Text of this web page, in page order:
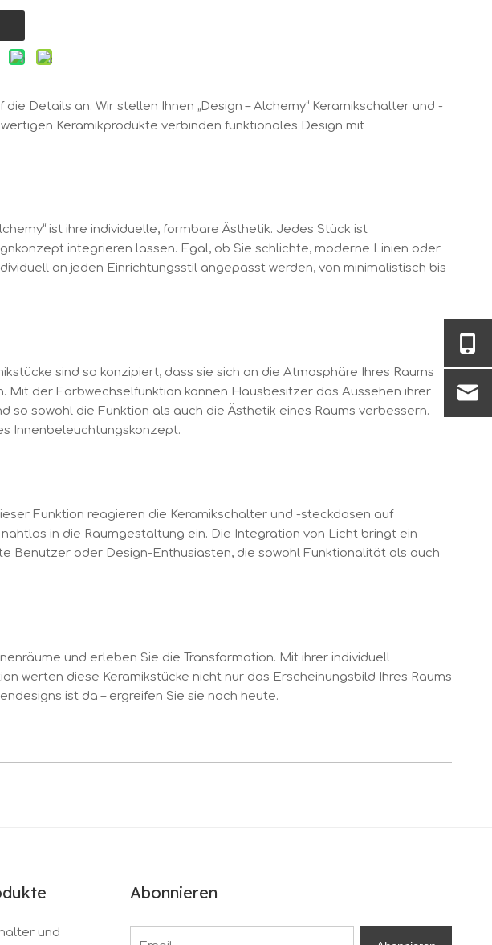
Details an. Wir stellen Ihnen „Design – Alchemy“ Keramikschalter und -
Keramikprodukte verbinden funktionales Design mit
ist ihre individuelle, formbare Ästhetik. Jedes Stück ist
integrieren lassen. Egal, ob Sie schlichte, moderne Linien oder
an jeden Einrichtungsstil angepasst werden, von minimalistisch bis
sind so konzipiert, dass sie sich an die Atmosphäre Ihres Raums
der Farbwechselfunktion können Hausbesitzer das Aussehen ihrer
sowohl die Funktion als auch die Ästhetik eines Raums verbessern.
Innenbeleuchtungskonzept.
Funktion reagieren die Keramikschalter und -steckdosen auf
in die Raumgestaltung ein. Die Integration von Licht bringt ein
Benutzer oder Design-Enthusiasten, die sowohl Funktionalität als auch
und erleben Sie die Transformation. Mit ihrer individuell
werten diese Keramikstücke nicht nur das Erscheinungsbild Ihres Raums
ist da – ergreifen Sie sie noch heute.
und
Abonnieren